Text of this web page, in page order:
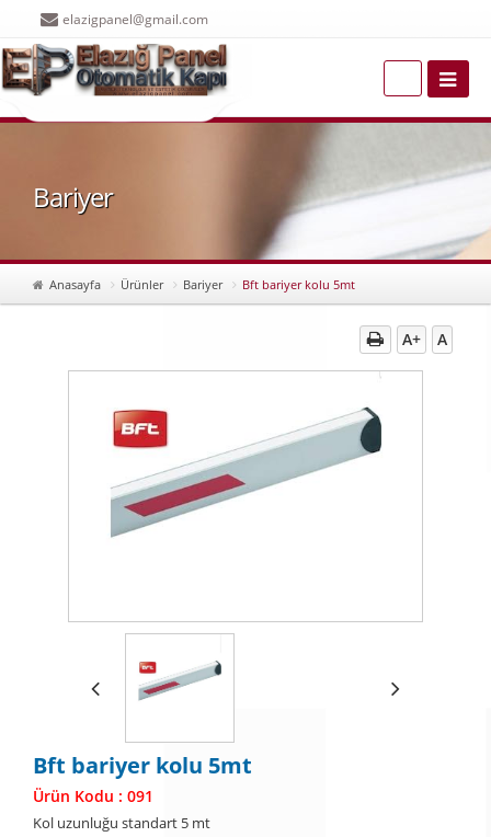
elazigpanel@gmail.com
Bariyer
Anasayfa Ürünler Bariyer Bft bariyer kolu 5mt
A+ A
Bft bariyer kolu 5mt
Ürün Kodu : 091
Kol uzunluğu standart 5 mt